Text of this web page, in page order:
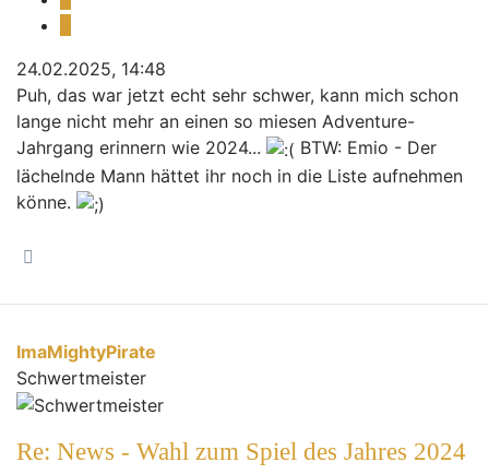
24.02.2025, 14:48
Puh, das war jetzt echt sehr schwer, kann mich schon
lange nicht mehr an einen so miesen Adventure-
Jahrgang erinnern wie 2024...
BTW: Emio - Der
lächelnde Mann hättet ihr noch in die Liste aufnehmen
könne.
ImaMightyPirate
Schwertmeister
Re: News - Wahl zum Spiel des Jahres 2024